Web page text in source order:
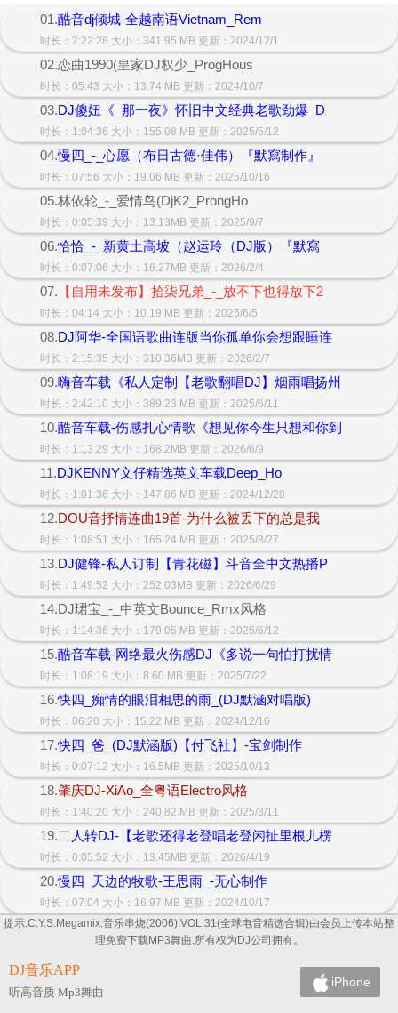
01.酷音dj倾城-全越南语Vietnam_Rem
时长：2:22:28 大小：341.95 MB 更新：2024/12/1
02.恋曲1990(皇家DJ权少_ProgHous
时长：05:43 大小：13.74 MB 更新：2024/10/7
03.DJ傻妞《_那一夜》怀旧中文经典老歌劲爆_D
时长：1:04:36 大小：155.08 MB 更新：2025/5/12
04.慢四_-_心愿（布日古德·佳伟）『默寫制作』
时长：07:56 大小：19.06 MB 更新：2025/10/16
05.林依轮_-_爱情鸟(DjK2_ProngHo
时长：0:05:39 大小：13.13MB 更新：2025/9/7
06.恰恰_-_新黄土高坡（赵运玲（DJ版）『默寫
时长：0:07:06 大小：16.27MB 更新：2026/2/4
07. 【自用未发布】拾柒兄弟_-_放不下也得放下2
时长：04:14 大小：10.19 MB 更新：2025/6/5
08.DJ阿华-全国语歌曲连版当你孤单你会想跟睡连
时长：2:15:35 大小：310.36MB 更新：2026/2/7
09.嗨音车载《私人定制【老歌翻唱DJ】烟雨唱扬州
时长：2:42:10 大小：389.23 MB 更新：2025/6/11
10.酷音车载-伤感扎心情歌《想见你今生只想和你到
时长：1:13:29 大小：168.2MB 更新：2026/6/9
11.DJKENNY文仔精选英文车载Deep_Ho
时长：1:01:36 大小：147.86 MB 更新：2024/12/28
12.DOU音抒情连曲19首-为什么被丢下的总是我
时长：1:08:51 大小：165.24 MB 更新：2025/3/27
13.DJ健锋-私人订制【青花磁】斗音全中文热播P
时长：1:49:52 大小：252.03MB 更新：2026/6/29
14.DJ珺宝_-_中英文Bounce_Rmx风格
时长：1:14:36 大小：179.05 MB 更新：2025/6/12
15.酷音车载-网络最火伤感DJ《多说一句怕打扰情
时长：1:08:19 大小：8.60 MB 更新：2025/7/22
16.快四_痴情的眼泪相思的雨_(DJ默涵对唱版)
时长：06:20 大小：15.22 MB 更新：2024/12/16
17.快四_爸_(DJ默涵版)【付飞社】-宝剑制作
时长：0:07:12 大小：16.5MB 更新：2025/10/13
18.肇庆DJ-XiAo_全粤语Electro风格
时长：1:40:20 大小：240.82 MB 更新：2025/3/11
19.二人转DJ-【老歌还得老登唱老登闲扯里根儿楞
时长：0:05:52 大小：13.45MB 更新：2026/4/19
20.慢四_天边的牧歌-王思雨_-无心制作
时长：07:04 大小：16.97 MB 更新：2024/10/17
提示:C.Y.S.Megamix.音乐串烧(2006).VOL.31(全球电音精选合辑)由会员上传本站整
理免费下载MP3舞曲,所有权为DJ公司拥有。
DJ音乐APP
听高音质 Mp3舞曲
iPhone